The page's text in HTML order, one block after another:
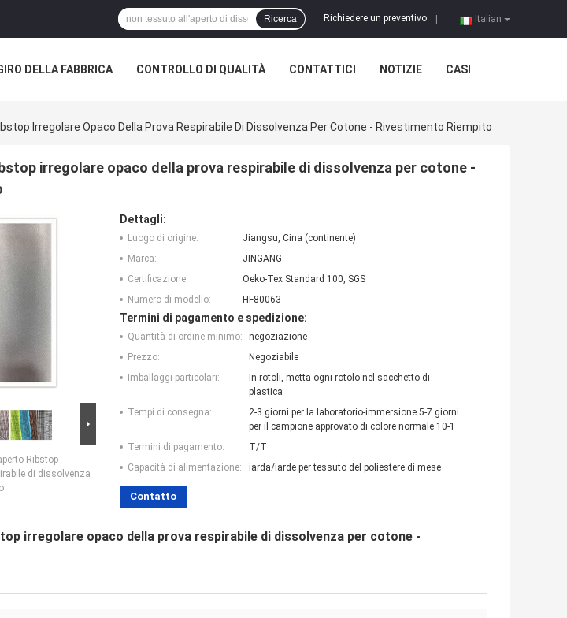
Italian
Richiedere un preventivo
Ricerca
DELLA FABBRICA CONTROLLO DI QUALITÀ CONTATTICI NOTIZIE CASI
Irregolare Opaco Della Prova Respirabile Di Dissolvenza Per Cotone - Rivestimento Riempito
irregolare opaco della prova respirabile di dissolvenza per cotone -
Ribstop
di dissolvenza
Dettagli:
Luogo di origine:
Jiangsu, Cina (continente)
Marca:
JINGANG
Certificazione:
Oeko-Tex Standard 100, SGS
Numero di modello:
HF80063
Termini di pagamento e spedizione:
Quantità di ordine minimo:
negoziazione
Prezzo:
Negoziabile
Imballaggi particolari:
In rotoli, metta ogni rotolo nel sacchetto di
plastica
Tempi di consegna:
2-3 giorni per la laboratorio-immersione 5-7 giorni
per il campione approvato di colore normale 10-1
Termini di pagamento:
T/T
Capacità di alimentazione:
iarda/iarde per tessuto del poliestere di mese
Contatto
irregolare opaco della prova respirabile di dissolvenza per cotone -